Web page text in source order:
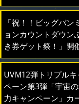
「祝！！ビッグバン
ョンカウントダウン
き券ゲット祭！」開
UVM12弾トリプルキ
ペーン第3弾「宇宙
力キャンペーン」カ